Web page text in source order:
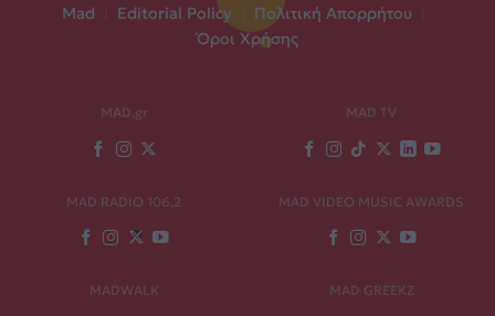
Mad
Editorial Policy Πολιτική Απορρήτου
Όροι Χρήσης
MAD.gr MAD TV
MAD RADIO 106,2 MAD VIDEO MUSIC AWARDS
MADWALK MAD GREEKZ